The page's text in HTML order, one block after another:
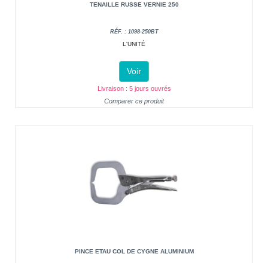
TENAILLE RUSSE VERNIE 250
RÉF. : 1098-250BT
L'UNITÉ
Voir
Livraison : 5 jours ouvrés
Comparer ce produit
PINCE ETAU COL DE CYGNE ALUMINIUM